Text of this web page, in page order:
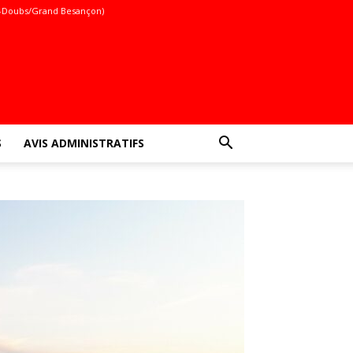
Grand Besançon)
AVIS ADMINISTRATIFS